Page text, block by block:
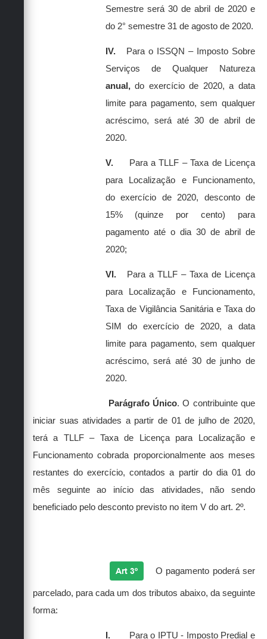
Semestre será 30 de abril de 2020 e
do 2° semestre 31 de agosto de 2020.
IV.
Para o ISSQN – Imposto Sobre
Serviços de Qualquer Natureza
anual,do exercício de 2020, a data
limite para pagamento, sem qualquer
acréscimo, será até 30 de abril de
2020.
V.
Para a TLLF – Taxa de Licença
para Localização e Funcionamento,
do exercício de 2020, desconto de
15% (quinze por cento) para
pagamento até o dia 30 de abril de
2020;
VI.
Para a TLLF – Taxa de Licença
para Localização e Funcionamento,
Taxa de Vigilância Sanitária e Taxa do
SIM do exercício de 2020, a data
limite para pagamento, sem qualquer
acréscimo, será até 30 de junho de
2020.
Parágrafo Único. O contribuinte que
iniciar suas atividades a partir de 01 de julho de 2020,
terá a TLLF – Taxa de Licença para Localização e
Funcionamento cobrada proporcionalmente aos meses
restantes do exercício, contados a partir do dia 01 do
mês seguinte ao início das atividades, não sendo
beneficiado pelo desconto previsto no item V do art. 2º.
Art 3º O pagamento poderá ser
parcelado, para cada um dos tributos abaixo, da seguinte
forma:
I.
Para o IPTU - Imposto Predial e